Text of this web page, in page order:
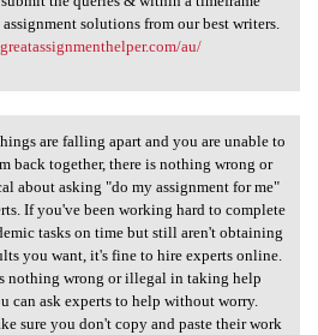
solutions from our best writers.
au/
are falling apart
are falling apart and you are unable to
back together, there is nothing wrong or
about asking "do my assignment for me"
If you've been working hard to complete
tasks on time but still aren't obtaining
you want, it's fine to hire experts online.
nothing wrong or illegal in taking help
can ask experts to help without worry.
sure you don't copy and paste their work